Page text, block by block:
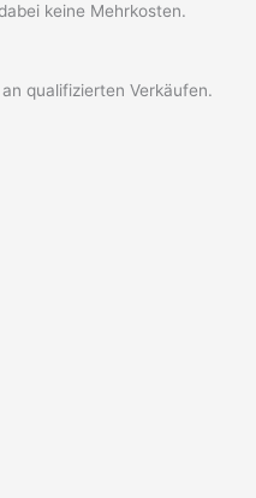
keine Mehrkosten.
qualifizierten Verkäufen.